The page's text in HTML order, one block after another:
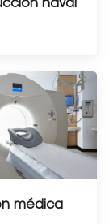
naval
médica